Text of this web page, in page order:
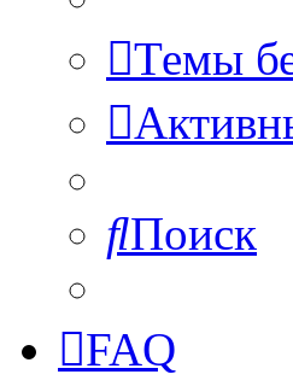
Темы
Поиск
FAQ